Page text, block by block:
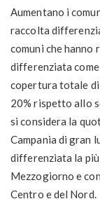
Aumentano i
raccolta
comuni che hanno
differenziata
copertura totale di
20% rispetto allo
si considera la
Campania di gran
differenziata la
Mezzogiorno e
Centro e del Nord.